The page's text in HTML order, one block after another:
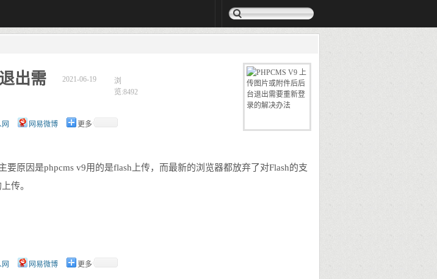
出需
2021-06-19
浏
览:8492
网易微博 更多
原因是phpcms v9用的是flash上传，而最新的浏览器都放弃了对Flash的支
传。
网易微博 更多